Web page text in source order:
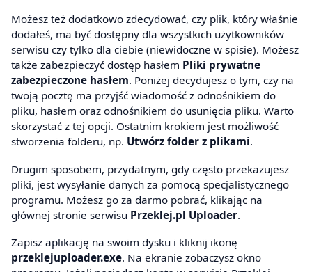
Możesz też dodatkowo zdecydować, czy plik, który właśnie
dodałeś, ma być dostępny dla wszystkich użytkowników
serwisu czy tylko dla ciebie (niewidoczne w spisie). Możesz
także zabezpieczyć dostęp hasłem Pliki prywatne
zabezpieczone hasłem. Poniżej decydujesz o tym, czy na
twoją pocztę ma przyjść wiadomość z odnośnikiem do
pliku, hasłem oraz odnośnikiem do usunięcia pliku. Warto
skorzystać z tej opcji. Ostatnim krokiem jest możliwość
stworzenia folderu, np. Utwórz folder z plikami.
Drugim sposobem, przydatnym, gdy często przekazujesz
pliki, jest wysyłanie danych za pomocą specjalistycznego
programu. Możesz go za darmo pobrać, klikając na
głównej stronie serwisu Przeklej.pl Uploader.
Zapisz aplikację na swoim dysku i kliknij ikonę
przeklejuploader.exe. Na ekranie zobaczysz okno